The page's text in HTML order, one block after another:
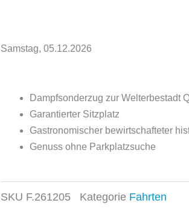
Samstag, 05.12.2026
Dampfsonderzug zur Welterbestadt
Garantierter Sitzplatz
Gastronomischer bewirtschafteter
Genuss ohne Parkplatzsuche
SKU F.261205 Kategorie Fahrten